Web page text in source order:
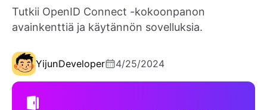
Tutkii OpenID Connect -kokoonpanon
avainkenttiä ja käytännön sovelluksia.
YijunDeveloper 4/25/2024